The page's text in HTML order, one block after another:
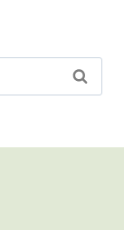
Cerca